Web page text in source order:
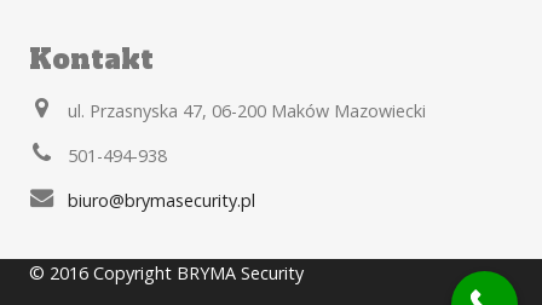
Kontakt
ul. Przasnyska 47, 06-200 Maków Mazowiecki
501-494-938
biuro@brymasecurity.pl
© 2016 Copyright BRYMA Security